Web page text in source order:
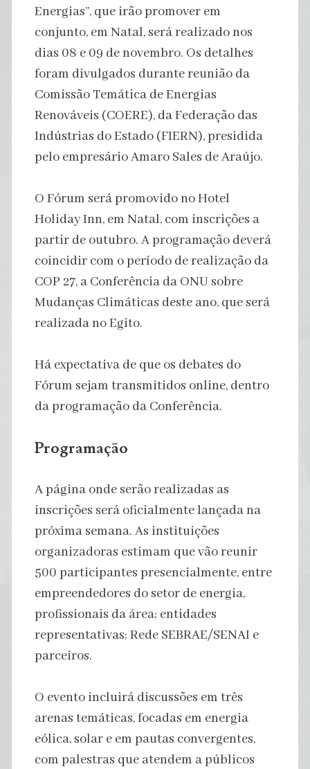
Energias”, que irão promover em
conjunto, em Natal, será realizado nos
dias 08 e 09 de novembro. Os detalhes
foram divulgados durante reunião da
Comissão Temática de Energias
Renováveis (COERE), da Federação das
Indústrias do Estado (FIERN), presidida
pelo empresário Amaro Sales de Araújo.
O Fórum será promovido no Hotel
Holiday Inn, em Natal, com inscrições a
partir de outubro. A programação deverá
coincidir com o período de realização da
COP 27, a Conferência da ONU sobre
Mudanças Climáticas deste ano, que será
realizada no Egito.
Há expectativa de que os debates do
Fórum sejam transmitidos online, dentro
da programação da Conferência.
Programação
A página onde serão realizadas as
inscrições será oficialmente lançada na
próxima semana. As instituições
organizadoras estimam que vão reunir
500 participantes presencialmente, entre
empreendedores do setor de energia,
profissionais da área; entidades
representativas; Rede SEBRAE/SENAI e
parceiros.
O evento incluirá discussões em três
arenas temáticas, focadas em energia
eólica, solar e em pautas convergentes,
com palestras que atendem a públicos